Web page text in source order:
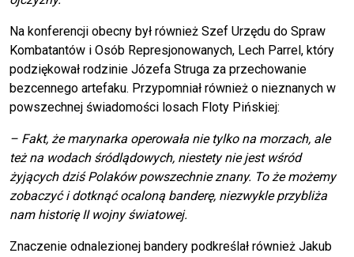
Na konferencji obecny był również Szef Urzędu do Spraw
Kombatantów i Osób Represjonowanych, Lech Parrel, który
podziękował rodzinie Józefa Struga za przechowanie
bezcennego artefaku. Przypomniał również o nieznanych w
powszechnej świadomości losach Floty Pińskiej:
– Fakt, że marynarka operowała nie tylko na morzach, ale
też na wodach śródlądowych, niestety nie jest wśród
żyjących dziś Polaków powszechnie znany. To że możemy
zobaczyć i dotknąć ocaloną banderę, niezwykle przybliża
nam historię II wojny światowej.
Znaczenie odnalezionej bandery podkreślał również Jakub